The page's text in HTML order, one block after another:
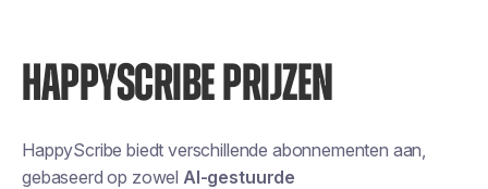
HAPPYSCRIBE PRIJZEN
HappyScribe biedt verschillende abonnementen aan,
gebaseerd op zowel AI-gestuurde